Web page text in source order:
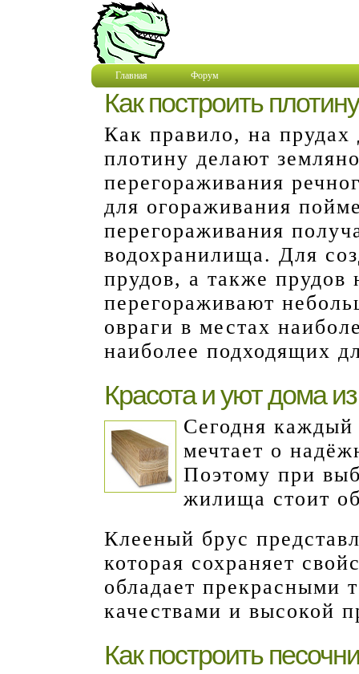
Главная Форум
Как построить плотину
Как правило, на прудах
плотину делают
перегораживания
для огораживания
перегораживания
водохранилища. Для
прудов, а также прудов
перегораживают
овраги в местах
наиболее подходящих
Красота и уют дома
Сегодня каждый
мечтает о
Поэтому при
жилища стоит
Клееный брус
которая сохраняет
обладает прекрасными
качествами и высокой
Как построить